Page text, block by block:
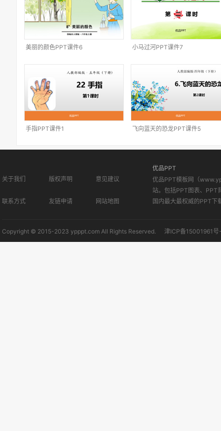
美丽的颜色PPT课件6 小马过河PPT课件7
手指PPT课件1 飞向蓝天的恐龙PPT课件5
关于我们 版权声明 意见建议
联系方式 友链申请 网站地图
优品PPT
优品PPT模板网（
站。包括PPT图表、PPT
国内最大最权威的PPT下
Copyright © 2015-2023 ypppt.com All Rights Reserved. 津ICP备15001961号